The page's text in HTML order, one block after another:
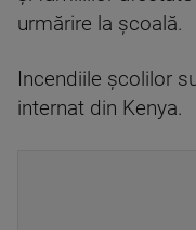
urmărire la școală.
Incendiile școlilor
internat din Kenya.